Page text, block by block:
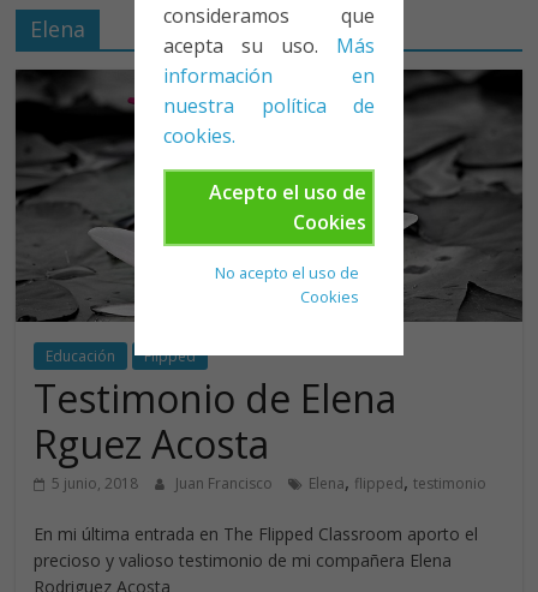
consideramos que
acepta su uso. Más
información en
nuestra política de
cookies.
Acepto el uso de
Cookies
No acepto el uso de
Cookies
Elena
Educación Flipped
Testimonio de Elena
Rguez Acosta
5 junio, 2018 Juan Francisco Elena, flipped,testimonio
En mi última entrada en The Flipped Classroom aporto el
precioso y valioso testimonio de mi compañera Elena
Rodriguez Acosta